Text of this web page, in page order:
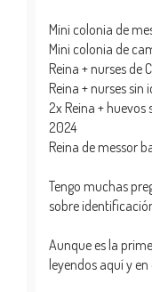
Mini colonia de
Mini colonia de
Reina + nurses de
Reina + nurses
2x Reina +
2024
Reina de messor
Tengo muchas
sobre
Aunque es la
leyendos aquí y